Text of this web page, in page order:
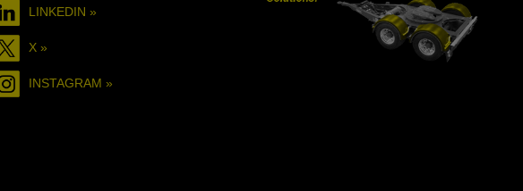
LINKEDIN »
X »
INSTAGRAM »